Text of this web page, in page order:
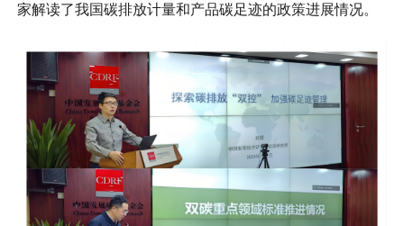
家解读了我国碳排放计量和产品碳足迹的政策进展情况。